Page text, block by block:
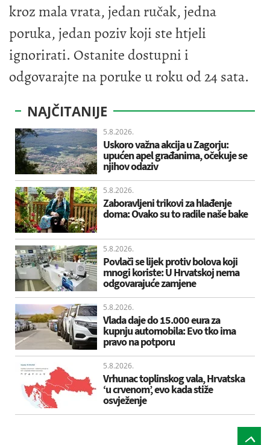
kroz mala vrata, jedan ručak, jedna
poruka, jedan poziv koji ste htjeli
ignorirati. Ostanite dostupni i
odgovarajte na poruke u roku od 24 sata.
NAJČITANIJE
5.8.2026.
Uskoro važna akcija u Zagorju:
upućen apel građanima, očekuje se
njihov odaziv
5.8.2026.
Zaboravljeni trikovi za hlađenje
doma: Ovako su to radile naše bake
5.8.2026.
Povlači se lijek protiv bolova koji
mnogi koriste: U Hrvatskoj nema
odgovarajuće zamjene
5.8.2026.
Vlada daje do 15.000 eura za
kupnju automobila: Evo tko ima
pravo na potporu
5.8.2026.
Vrhunac toplinskog vala, Hrvatska
‘u crvenom’, evo kada stiže
osvježenje